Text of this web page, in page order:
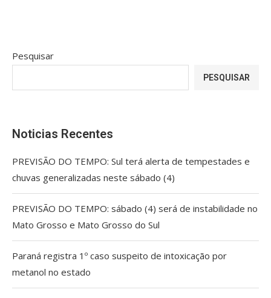
Pesquisar
PESQUISAR
Noticias Recentes
PREVISÃO DO TEMPO: Sul terá alerta de tempestades e
chuvas generalizadas neste sábado (4)
PREVISÃO DO TEMPO: sábado (4) será de instabilidade no
Mato Grosso e Mato Grosso do Sul
Paraná registra 1º caso suspeito de intoxicação por
metanol no estado